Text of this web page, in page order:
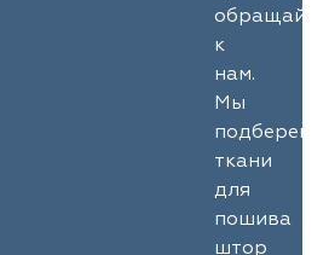
к
нам.
Мы
подберем
ткани
для
пошива
штор